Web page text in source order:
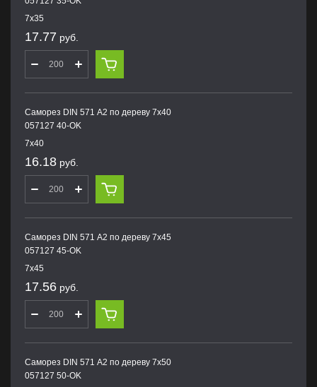
7х35
17.77 руб.
Саморез DIN 571 А2 по дереву 7х40
057127 40-OK
7х40
16.18 руб.
Саморез DIN 571 А2 по дереву 7х45
057127 45-OK
7х45
17.56 руб.
Саморез DIN 571 А2 по дереву 7х50
057127 50-OK